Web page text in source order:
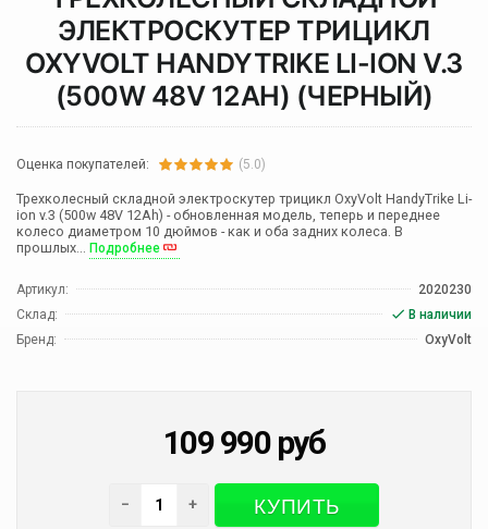
ЭЛЕКТРОСКУТЕР ТРИЦИКЛ
OXYVOLT HANDYTRIKE LI-ION V.3
(500W 48V 12AH) (ЧЕРНЫЙ)
Оценка покупателей: (5.0)
Трехколесный складной электроскутер трицикл OxyVolt HandyTrike Li-
ion v.3 (500w 48V 12Ah) - обновленная модель, теперь и переднее
колесо диаметром 10 дюймов - как и оба задних колеса. В
прошлых... Подробнее
Артикул:
2020230
Склад:
В наличии
Бренд:
OxyVolt
109 990 руб
− + КУПИТЬ